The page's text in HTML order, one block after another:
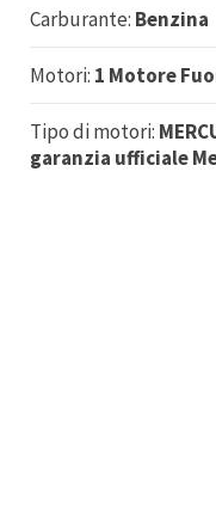
Carburante: Benzina
Motori: 1 Motore
Tipo di motori:
garanzia ufficiale